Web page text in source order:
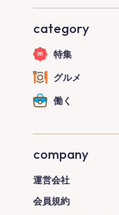
category
特集
グルメ
働く
company
運営会社
会員規約